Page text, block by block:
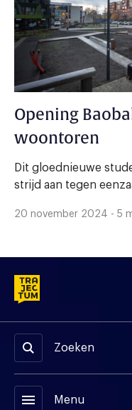
Opening
woontoren
Dit gloednieuwe
strijd aan tegen
20 november 2024 - 5
Zoeken
menu Menu